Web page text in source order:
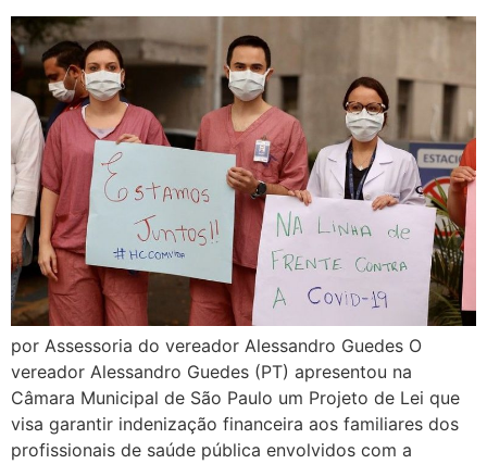
por Assessoria do vereador Alessandro Guedes O
vereador Alessandro Guedes (PT) apresentou na
Câmara Municipal de São Paulo um Projeto de Lei que
visa garantir indenização financeira aos familiares dos
profissionais de saúde pública envolvidos com a